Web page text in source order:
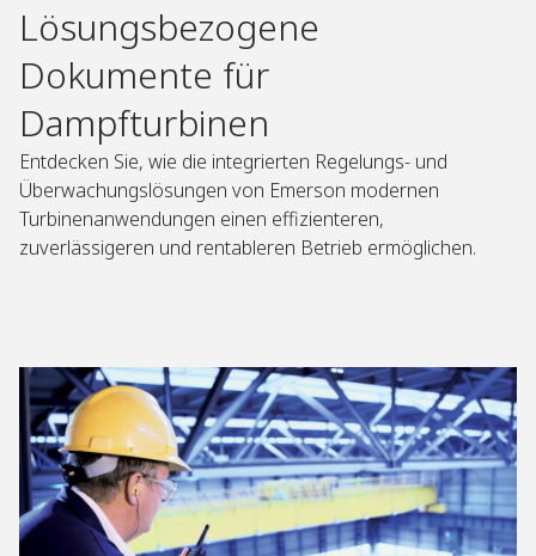
Lösungsbezogene
Dokumente für
Dampfturbinen
Entdecken Sie, wie die integrierten Regelungs- und
Überwachungslösungen von Emerson modernen
Turbinenanwendungen einen effizienteren,
zuverlässigeren und rentableren Betrieb ermöglichen.